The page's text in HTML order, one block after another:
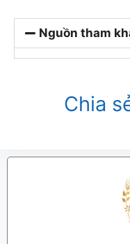
Nguồn tham
Chia